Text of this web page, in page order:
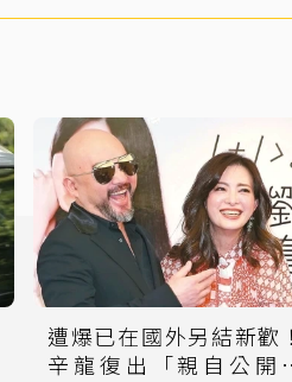
遭爆已在國外另結新歡！
辛龍復出「親自公開